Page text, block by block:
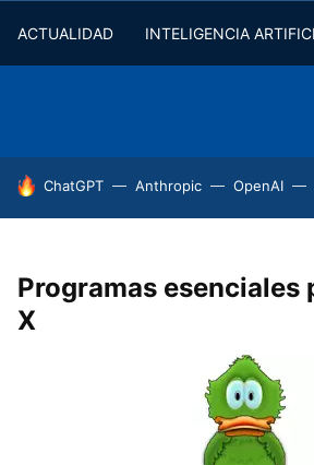
ACTUALIDAD INTELIGENCIA
HOY SE HABLA DE
ChatGPT Anthropic OpenAI
Programas esenciales
X